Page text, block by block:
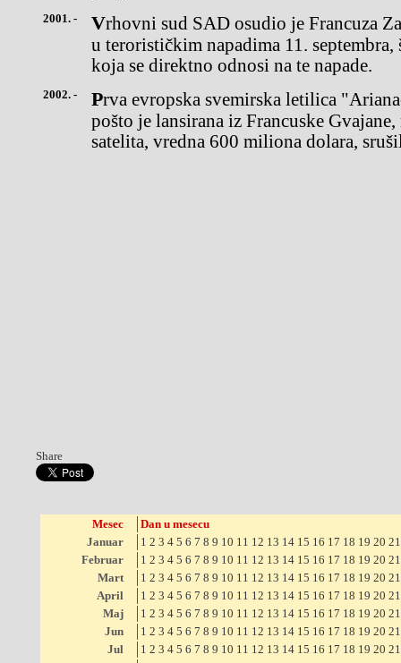
2001. - Vrhovni sud SAD osudio je Francuza Zakariasa Musauia za učešće
u terorističkim napadima 11.
koja se direktno odnosi na te napade.
2002. - Prva evropska svemirska letilica "Ariana-5" eksplodirala je odmah
pošto je lansirana iz Francuske Gvajane,
satelita, vredna 600 miliona dolara,
Share
Mesec
Dan u mesecu
Januar
1 2 3 4 5 6 7 8 9 10 11 12 13 14 15 16 17 18 19 20 21
Februar
1 2 3 4 5 6 7 8 9 10 11 12 13 14 15 16 17 18 19 20 21
Mart
1 2 3 4 5 6 7 8 9 10 11 12 13 14 15 16 17 18 19 20 21
April
1 2 3 4 5 6 7 8 9 10 11 12 13 14 15 16 17 18 19 20 21
Maj
1 2 3 4 5 6 7 8 9 10 11 12 13 14 15 16 17 18 19 20 21
Jun
1 2 3 4 5 6 7 8 9 10 11 12 13 14 15 16 17 18 19 20 21
Jul
1 2 3 4 5 6 7 8 9 10 11 12 13 14 15 16 17 18 19 20 21